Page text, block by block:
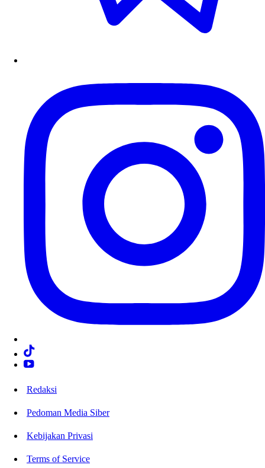
Redaksi
Pedoman Media Siber
Kebijakan Privasi
Terms of Service